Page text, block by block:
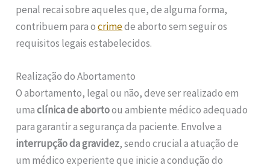
penal recai sobre aqueles que, de alguma forma,
contribuem para ocrimede aborto sem seguir os
requisitos legais estabelecidos.
Realização do Abortamento
O abortamento, legal ou não, deve ser realizado em
umaclínica de abortoou ambiente médico adequado
para garantir a segurança da paciente. Envolve a
interrupção da gravidez, sendo crucial a atuação de
um médico experiente que inicie a condução do